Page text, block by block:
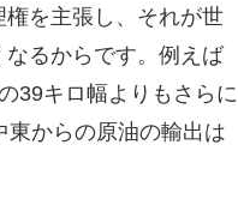
を主張し、それが世
るからです。例えば
39キロ幅よりもさらに
からの原油の輸出は